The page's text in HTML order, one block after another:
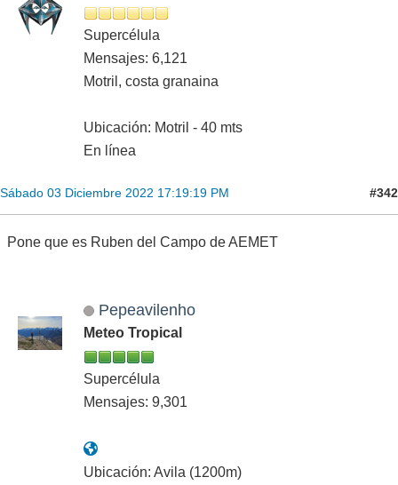
Supercélula
Mensajes: 6,121
Motril, costa granaina
Ubicación: Motril - 40 mts
En línea
Sábado 03 Diciembre 2022 17:19:19 PM #342
Pone que es Ruben del Campo de AEMET
Pepeavilenho
Meteo Tropical
Supercélula
Mensajes: 9,301
Ubicación: Avila (1200m)